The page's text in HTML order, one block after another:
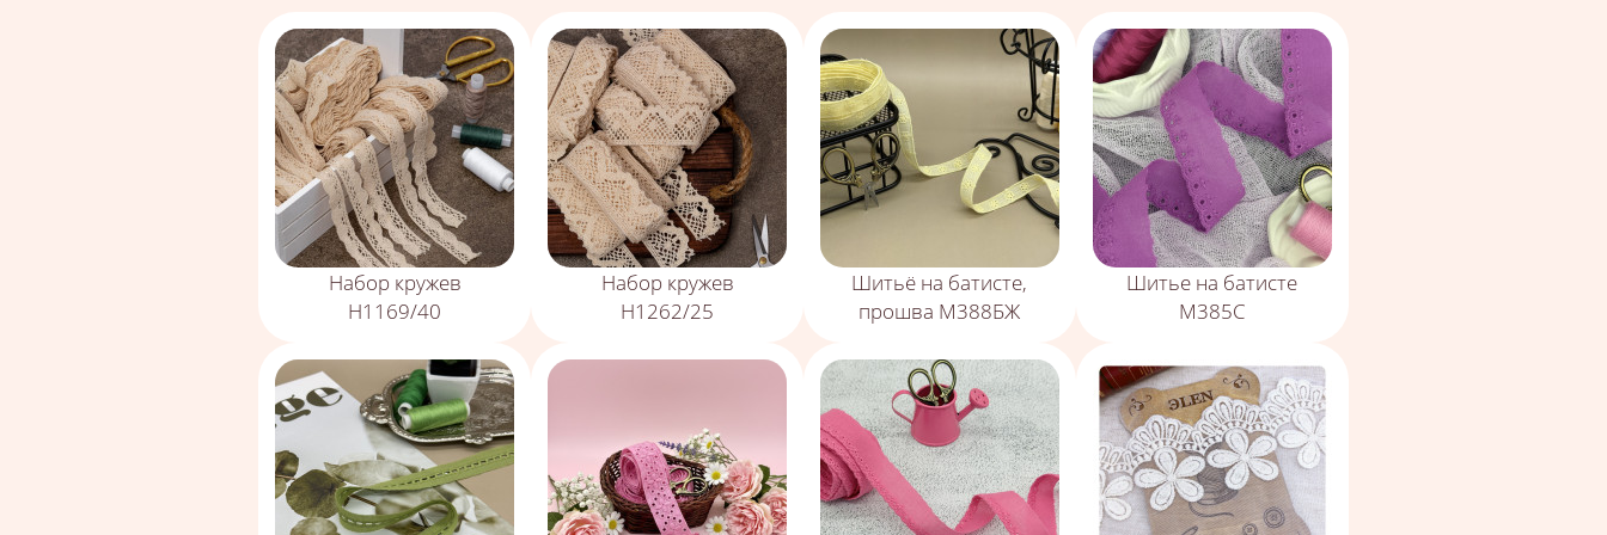
Набор кружев
Н1169/40
Набор кружев
Н1262/25
Шитьё на батисте,
прошва М388БЖ
Шитье на батисте
М385С